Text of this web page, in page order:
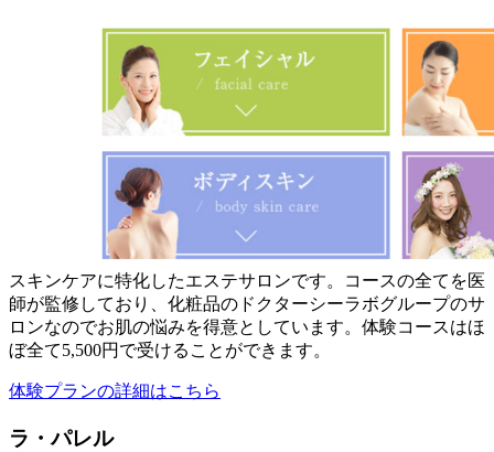
スキンケアに特化したエステサロンです。コースの全てを医
師が監修しており、化粧品のドクターシーラボグループのサ
ロンなのでお肌の悩みを得意としています。体験コースはほ
ぼ全て5,500円で受けることができます。
体験プランの詳細はこちら
ラ・パレル